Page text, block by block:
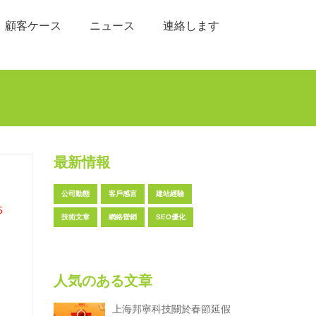
顧客ケース ニュース 連絡します
最新情報
公司動態 客戶感言 建站經驗
技術文章 網絡營銷 SEO優化
人気のある文章
上海邦寧科技關於春節延假